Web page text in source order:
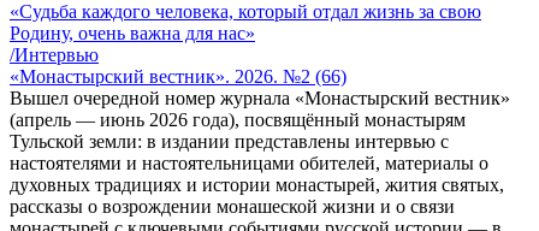
«Судьба каждого человека, который отдал жизнь за свою
Родину, очень важна для нас»
/Интервью
«Монастырский вестник». 2026. №2 (66)
Вышел очередной номер журнала «Монастырский вестник»
(апрель — июнь 2026 года), посвящённый монастырям
Тульской земли: в издании представлены интервью с
настоятелями и настоятельницами обителей, материалы о
духовных традициях и истории монастырей, жития святых,
рассказы о возрождении монашеской жизни и о связи